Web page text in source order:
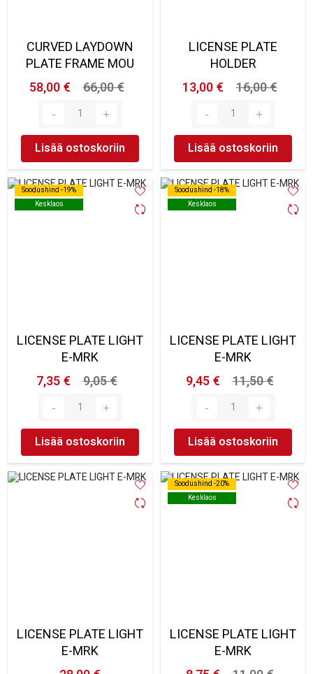
CURVED LAYDOWN
PLATE FRAME MOU
58,00 €
66,00 €
Lisää ostoskoriin
LICENSE PLATE
HOLDER
13,00 €
16,00 €
Lisää ostoskoriin
Soodushind -19%
Kesklaos
Soodushind -19%
Kesklaos
LICENSE PLATE LIGHT
E-MRK
7,35 €
9,05 €
Lisää ostoskoriin
Soodushind -18%
Kesklaos
Soodushind -18%
Kesklaos
LICENSE PLATE LIGHT
E-MRK
9,45 €
11,50 €
Lisää ostoskoriin
LICENSE PLATE LIGHT
E-MRK
Soodushind -20%
Kesklaos
Soodushind -20%
Kesklaos
LICENSE PLATE LIGHT
E-MRK